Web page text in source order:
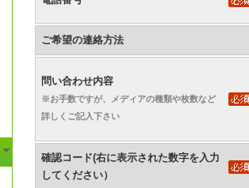
ご希望の連絡方法
問い合わせ内容
※お手数ですが、メディアの種類や枚数など
詳しくご記入下さい
確認コード(右に表示された数字を入力
してください）